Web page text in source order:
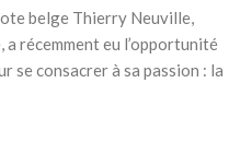
belge Thierry Neuville,
récemment eu l’opportunité
se consacrer à sa passion : la